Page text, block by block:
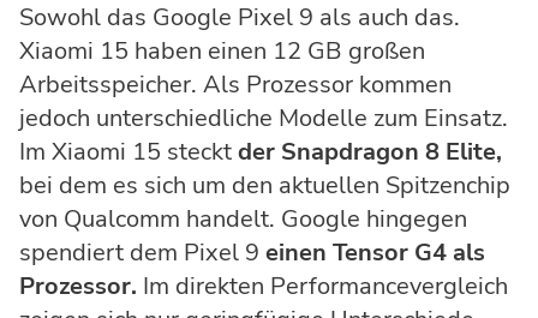
Sowohl das Google Pixel 9 als auch das.
Xiaomi 15 haben einen 12 GB großen
Arbeitsspeicher. Als Prozessor kommen
jedoch unterschiedliche Modelle zum Einsatz.
Im Xiaomi 15 stecktder Snapdragon 8 Elite,
bei dem es sich um den aktuellen Spitzenchip
von Qualcomm handelt. Google hingegen
spendiert dem Pixel 9 einen Tensor G4 als
Prozessor. Im direkten Performancevergleich